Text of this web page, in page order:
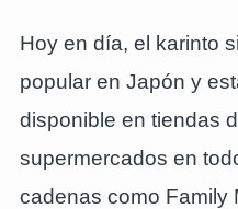
Hoy en día, el karinto
popular en Japón y
disponible en tiendas
supermercados en
cadenas como Family